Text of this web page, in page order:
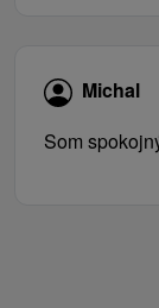
Michal
Som